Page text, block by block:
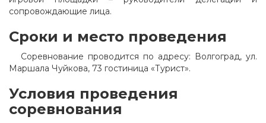
сопровождающие лица.
Сроки и место проведения
Соревнование проводится по адресу: Волгоград, ул.
Маршала Чуйкова, 73 гостиница «Турист».
Условия проведения
соревнования